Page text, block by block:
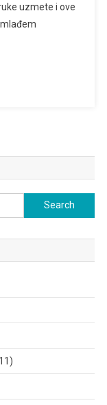
uzmete i ove
Search
for: